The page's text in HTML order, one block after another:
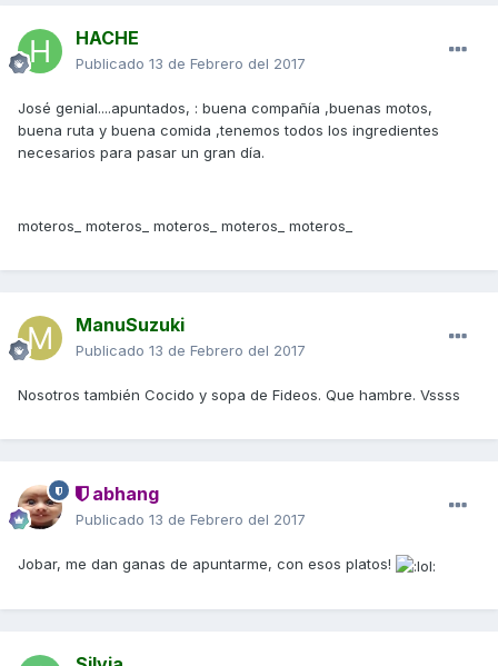
HACHE
Publicado 13 de Febrero del 2017
José genial....apuntados, : buena compañía ,buenas motos,
buena ruta y buena comida ,tenemos todos los ingredientes
necesarios para pasar un gran día.
moteros_ moteros_ moteros_ moteros_ moteros_
ManuSuzuki
Publicado 13 de Febrero del 2017
Nosotros también Cocido y sopa de Fideos. Que hambre. Vssss
abhang
Publicado 13 de Febrero del 2017
Jobar, me dan ganas de apuntarme, con esos platos!